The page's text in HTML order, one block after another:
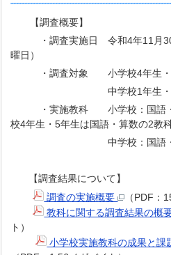
【調査概要】
・調査実施日 令和4年11月30
曜日）
・調査対象 小学校4年生・5
中学校1年生・2
・実施教科 小学校：国語・
校4年生・5年生は国語・算数の2教科
中学校：国語・数学・
【調査結果について】
調査の実施概要
（PDF
教科に関する調査結果の概
ト）
小学校実施教科の成果と